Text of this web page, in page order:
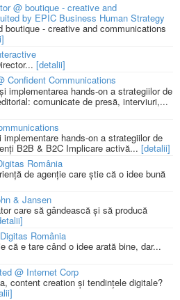
@ boutique - creative and
by EPIC Business Human Strategy
- creative and communications
[detalii]
Confident Communications
implementarea hands-on a strategiilor de
comunicate de presă, interviuri,...
hands-on a strategiilor de
B2B & B2C Implicare activă... [detalii]
România
de agenție care știe că o idee bună
& Jansen
care să gândească și să producă
România
că e tare când o idee arată bine, dar...
@ Internet Corp
content creation și tendințele digitale?